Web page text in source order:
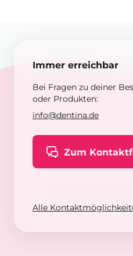
Immer erreichbar
Bei Fragen zu deiner
oder Produkten:
info@dentina.de
Zum
Alle